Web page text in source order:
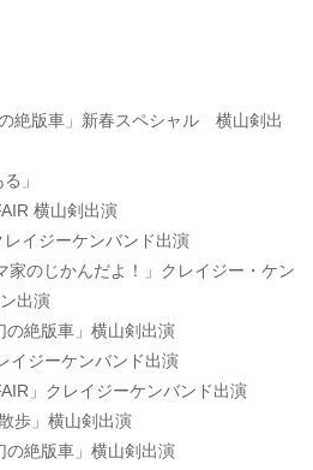
絶版車」新春スペシャル 横山剣出
」
横山剣出演
イジーケンバンド出演
家のじかんだよ！」クレイジー・ケン
出演
の絶版車」横山剣出演
イジーケンバンド出演
」クレイジーケンバンド出演
歩」横山剣出演
の絶版車」横山剣出演